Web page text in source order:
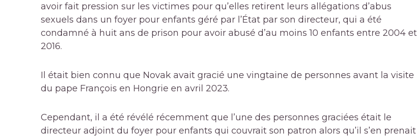
avoir fait pression sur les victimes pour qu’elles retirent leurs allégations d’abus
sexuels dans un foyer pour enfants géré par l’État par son directeur, qui a été
condamné à huit ans de prison pour avoir abusé d’au moins 10 enfants entre 2004 et
2016.
Il était bien connu que Novak avait gracié une vingtaine de personnes avant la visite
du pape François en Hongrie en avril 2023.
Cependant, il a été révélé récemment que l’une des personnes graciées était le
directeur adjoint du foyer pour enfants qui couvrait son patron alors qu’il s’en prenait